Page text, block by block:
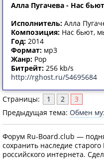
Алла Пугачева - Нас
Исполнитель: Алла
Композиция: Нас бьют,
Год: 2014
Формат: мр3
Жанр: Pop
Битрейт: 256 kb/s
http://rghost.ru/54695684
Страницы: 1 2
3
Предыдущая тема: Обмен
Форум Ru-Board.club —
сохранить наследие
российского интернета.